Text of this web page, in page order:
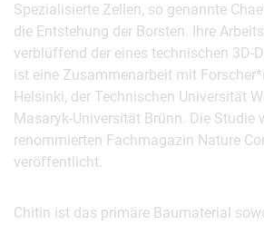
Spezialisierte Zellen, so genannte
die Entstehung der Borsten. Ihre
verblüffend der eines technischen 3D-
ist eine Zusammenarbeit mit
Helsinki, der Technischen Universität
Masaryk-Universität Brünn. Die Studie
renommierten Fachmagazin Nature
veröffentlicht.
Chitin ist das primäre Baumaterial